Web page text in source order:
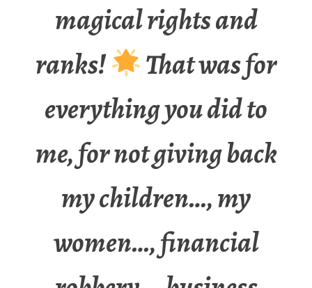
magical rights and
ranks!
That was for
everything you did to
me, for not giving back
my children…, my
women…, financial